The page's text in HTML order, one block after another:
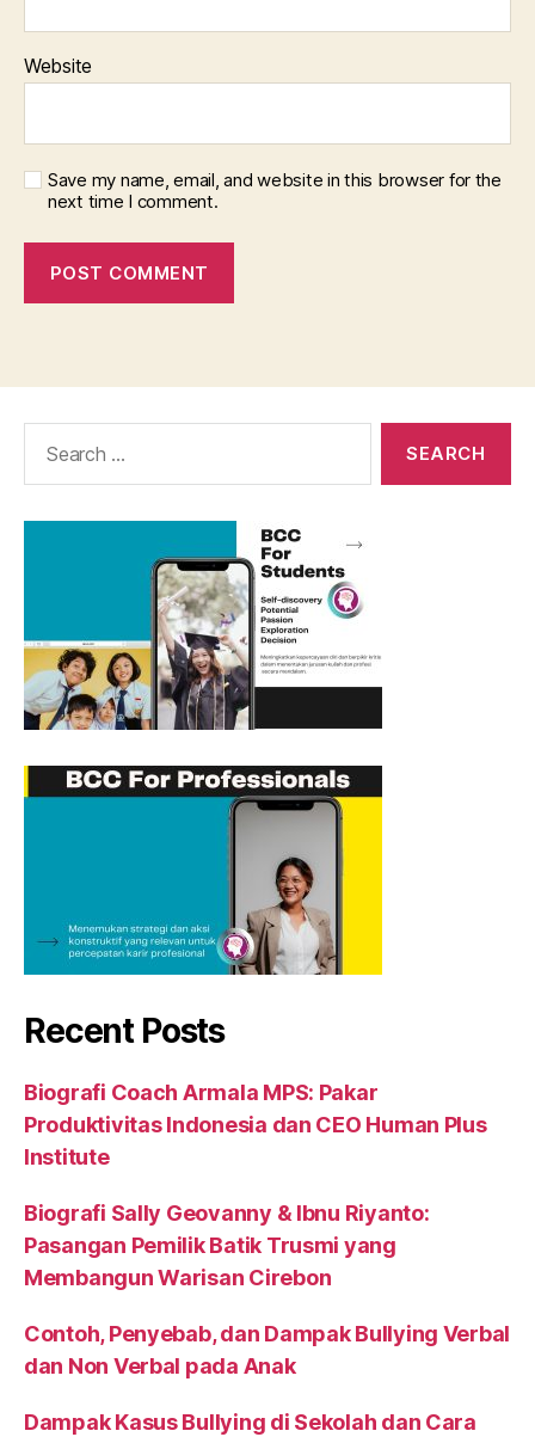
Website
Save my name, email, and website in this browser for the
next time I comment.
Recent Posts
Biografi Coach Armala MPS: Pakar
Produktivitas Indonesia dan CEO Human Plus
Institute
Biografi Sally Geovanny & Ibnu Riyanto:
Pasangan Pemilik Batik Trusmi yang
Membangun Warisan Cirebon
Contoh, Penyebab, dan Dampak Bullying Verbal
dan Non Verbal pada Anak
Dampak Kasus Bullying di Sekolah dan Cara